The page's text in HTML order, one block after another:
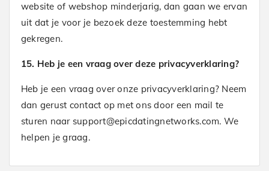
website of webshop minderjarig, dan gaan we ervan
uit dat je voor je bezoek deze toestemming hebt
gekregen.
15. Heb je een vraag over deze privacyverklaring?
Heb je een vraag over onze privacyverklaring? Neem
dan gerust contact op met ons door een mail te
sturen naar support@epicdatingnetworks.com. We
helpen je graag.